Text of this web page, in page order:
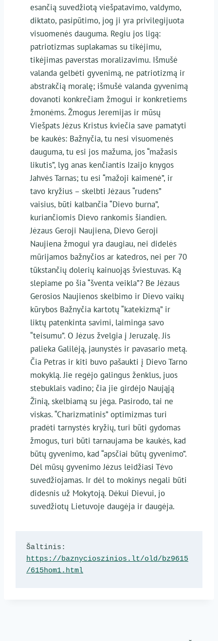
esančią suvedžiotą viešpatavimo, valdymo,
diktato, pasipūtimo, jog ji yra privilegijuota
visuomenės dauguma. Regiu jos ligą:
patriotizmas suplakamas su tikėjimu,
tikėjimas paverstas moralizavimu. Išmušė
valanda gelbėti gyvenimą, ne patriotizmą ir
abstrakčią moralę; išmušė valanda gyvenimą
dovanoti konkrečiam žmogui ir konkretiems
žmonėms. Žmogus Jeremijas ir mūsų
Viešpats Jėzus Kristus kviečia save pamatyti
be kaukės: Bažnyčia, tu nesi visuomenės
dauguma, tu esi jos mažuma, jos “mažasis
likutis”, lyg anas kenčiantis Izaijo knygos
Jahvės Tarnas; tu esi “mažoji kaimenė”, ir
tavo kryžius – skelbti Jėzaus “rudens”
vaisius, būti kalbančia “Dievo burna”,
kuriančiomis Dievo rankomis šiandien.
Jėzaus Geroji Naujiena, Dievo Geroji
Naujiena žmogui yra daugiau, nei didelės
mūrijamos bažnyčios ar katedros, nei per 70
tūkstančių dolerių kainuojąs šviestuvas. Ką
slepiame po šia “šventa veikla”? Be Jėzaus
Gerosios Naujienos skelbimo ir Dievo vaikų
kūrybos Bažnyčia kartotų “katekizmą” ir
liktų patenkinta savimi, laiminga savo
“teisumu”. O Jėzus žvelgia į Jeruzalę. Jis
palieka Galilėją, jaunystės ir pavasario metą.
Čia Petras ir kiti buvo pašaukti į Dievo Tarno
mokyklą. Jie regėjo galingus ženklus, juos
stebuklais vadino; čia jie girdėjo Naująją
Žinią, skelbiamą su jėga. Pasirodo, tai ne
viskas. “Charizmatinis” optimizmas turi
pradėti tarnystės kryžių, turi būti gydomas
žmogus, turi būti tarnaujama be kaukės, kad
būtų gyvenimo, kad “apsčiai būtų gyvenimo”.
Dėl mūsų gyvenimo Jėzus leidžiasi Tėvo
suvedžiojamas. Ir dėl to mokinys negali būti
didesnis už Mokytoją. Dėkui Dievui, jo
suvedžiotų Lietuvoje daugėja ir daugėja.
https://baznycioszinios.lt/old/bz9615
/615hom1.html